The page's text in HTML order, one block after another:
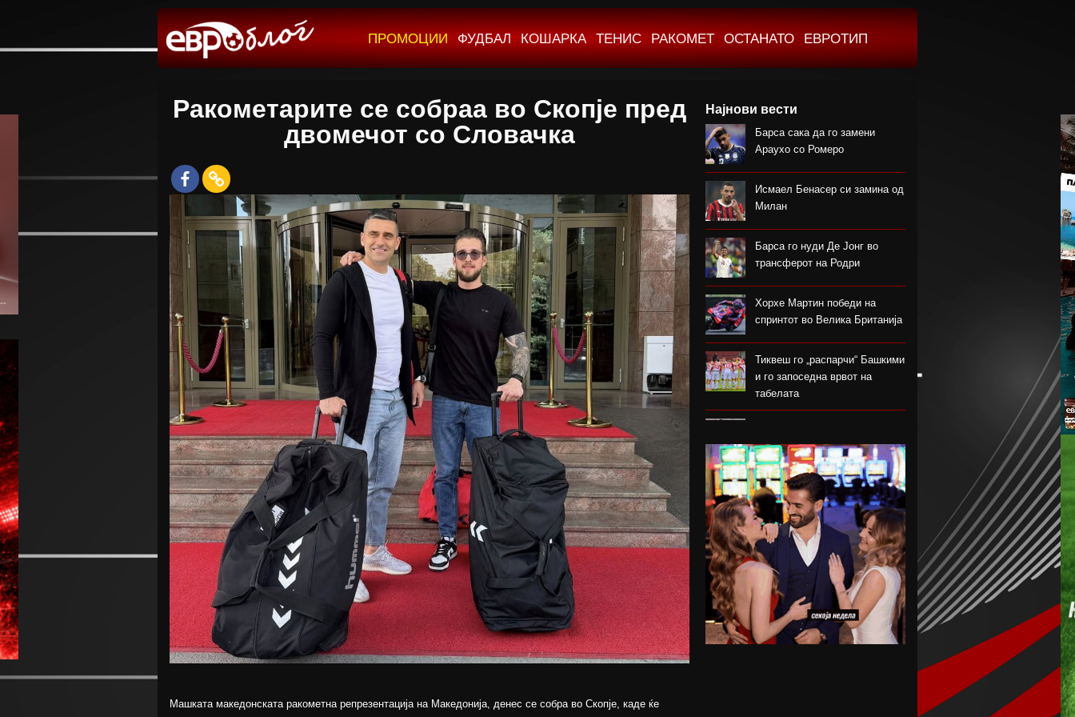
ПРОМОЦИИ ФУДБАЛ КОШАРКА ТЕНИС РАКОМЕТ ОСТАНАТО ЕВРОТИП
Ракометарите се собраа во Скопје пред
двомечот со Словачка
Машката македонската ракометна репрезентација на Македонија, денес се собра во Скопје, каде ќе
Најнови вести
Барса сака да го замени
Араухо со Ромеро
Исмаел Бенасер си замина од
Милан
Барса го нуди Де Јонг во
трансферот на Родри
Хорхе Мартин победи на
спринтот во Велика Британија
Тиквеш го „распарчи“ Башкими
и го запоседна врвот на
табелата
Арсими во првиот домашен
меч во сезоната
Катерина Ацевска светска
вицешампионка во џиу-џицу
Дарко Чурлинов го впиша
првенецот за Погон Шчечин
Фенер ќе го предизвика
Монако за потписот на Лукаку